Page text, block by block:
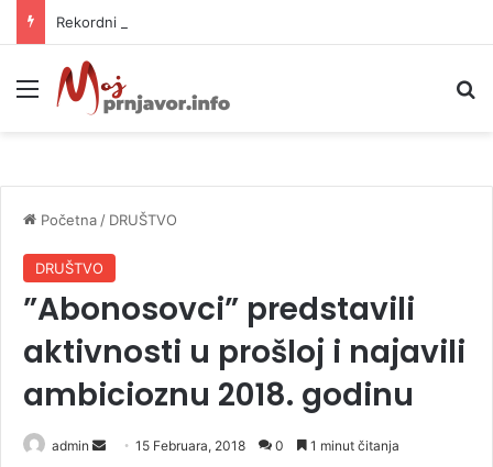
Meni
Početna / DRUŠTVO
DRUŠTVO
”Abonosovci” predstavili
aktivnosti u prošloj i najavili
ambicioznu 2018. godinu
admin 15 Februara, 2018 0 1 minut čitanja